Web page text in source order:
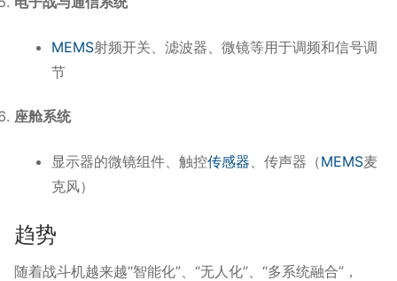
MEMS射频开关、滤波器、微镜等用于调频和信号调
节
座舱系统
显示器的微镜组件、触控传感器 、传声器（MEMS麦
克风）
趋势
随着战斗机越来越“智能化”、“无人化”、“多系统融合”，